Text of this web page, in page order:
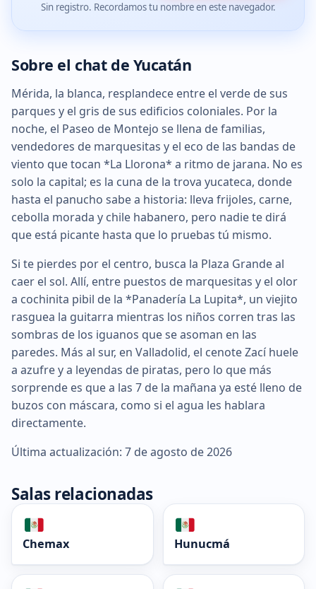
Sin registro. Recordamos tu nombre en este navegador.
Sobre el chat de Yucatán
Mérida, la blanca, resplandece entre el verde de sus
parques y el gris de sus edificios coloniales. Por la
noche, el Paseo de Montejo se llena de familias,
vendedores de marquesitas y el eco de las bandas de
viento que tocan *La Llorona* a ritmo de jarana. No es
solo la capital; es la cuna de la trova yucateca, donde
hasta el panucho sabe a historia: lleva frijoles, carne,
cebolla morada y chile habanero, pero nadie te dirá
que está picante hasta que lo pruebas tú mismo.
Si te pierdes por el centro, busca la Plaza Grande al
caer el sol. Allí, entre puestos de marquesitas y el olor
a cochinita pibil de la *Panadería La Lupita*, un viejito
rasguea la guitarra mientras los niños corren tras las
sombras de los iguanos que se asoman en las
paredes. Más al sur, en Valladolid, el cenote Zací huele
a azufre y a leyendas de piratas, pero lo que más
sorprende es que a las 7 de la mañana ya esté lleno de
buzos con máscara, como si el agua les hablara
directamente.
Última actualización: 7 de agosto de 2026
Salas relacionadas
Chemax Hunucmá